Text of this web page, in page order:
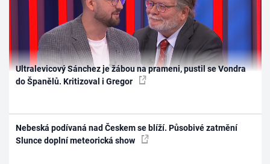
Ultralevicový Sánchez je žábou na prameni, pustil se Vondra
do Španělů. Kritizoval i Gregor
Nebeská podívaná nad Českem se blíží. Působivé zatmění
Slunce doplní meteorická show